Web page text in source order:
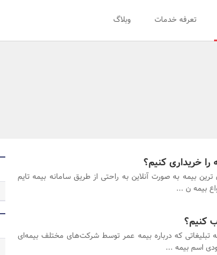
تعرفه خدمات وبلاگ
را خریداری کنیم؟
ترین بیمه به صورت آنلاین به راحتی از طریق سامانه بیمه تایم
بیمه ن ...
کنیم؟
تبلیغاتی که درباره بیمه عمر توسط شرکت‌های مختلف بیمه‌ای
اسم بیمه ...